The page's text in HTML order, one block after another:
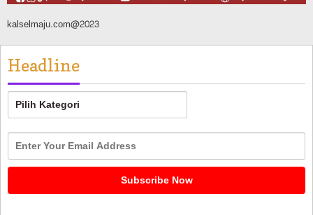
kalselmaju.com@2023
Headline
Headline